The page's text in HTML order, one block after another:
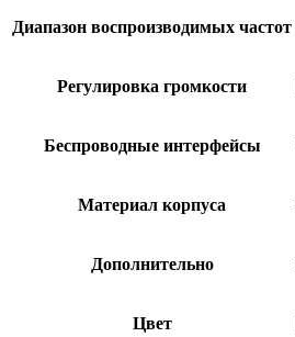
Диапазон воспроизводимых частот
Регулировка громкости
Беспроводные интерфейсы
Материал корпуса
Дополнительно
Цвет